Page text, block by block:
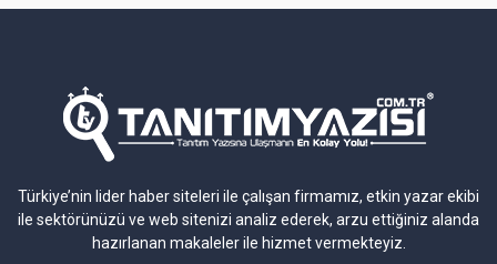
Türkiye’nin lider haber siteleri ile çalışan firmamız, etkin yazar ekibi
ile sektörünüzü ve web sitenizi analiz ederek, arzu ettiğiniz alanda
hazırlanan makaleler ile hizmet vermekteyiz.